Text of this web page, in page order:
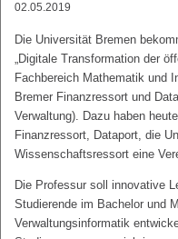
02.05.2019
Die Universität Bremen
„Digitale Transformation der
Fachbereich Mathematik und
Bremer Finanzressort und
Verwaltung). Dazu haben
Finanzressort, Dataport, die
Wissenschaftsressort eine
Die Professur soll innovative
Studierende im Bachelor und
Verwaltungsinformatik